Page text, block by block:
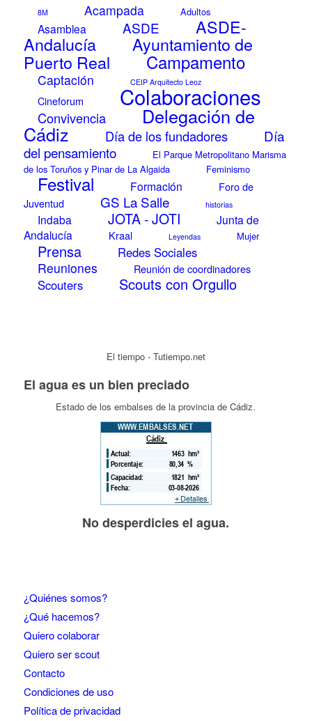
8M Acampada Adultos
Asamblea ASDE ASDE-
Andalucía Ayuntamiento de
Puerto Real Campamento
Captación CEIP Arquitecto Leoz
Cineforum Colaboraciones
Convivencia Delegación de
Cádiz Día de los fundadores
Día
del pensamiento
El Parque Metropolitano Marisma
de los Toruños y Pinar de La Algaida
Feminismo
Festival Formación
Foro de
Juventud
GS La Salle historias
Indaba JOTA - JOTI
Junta de
Andalucía
Kraal Leyendas Mujer
Prensa Redes Sociales
Reuniones Reunión de coordinadores
Scouters Scouts con Orgullo
El tiempo - Tutiempo.net
El agua es un bien preciado
Estado de los embalses de la provincia de Cádiz.
No desperdicies el agua.
¿Quiénes somos?
¿Qué hacemos?
Quiero colaborar
Quiero ser scout
Contacto
Condiciones de uso
Política de privacidad